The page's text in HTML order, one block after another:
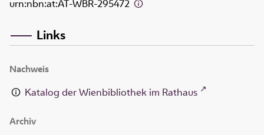
urn:nbn:at:AT-WBR-295472
Links
Nachweis
Katalog der Wienbibliothek im Rathaus
Archiv